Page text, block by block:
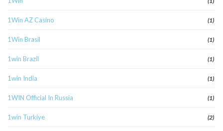
1Win AZ Casino (1)
1Win Brasil (1)
1win Brazil (1)
1win India (1)
1WIN Official In Russia (1)
1win Turkiye (2)